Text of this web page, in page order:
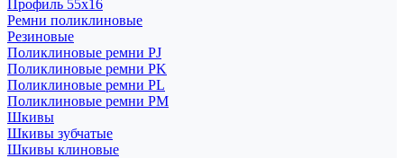
Профиль 55x16
Ремни поликлиновые
Резиновые
Поликлиновые ремни PJ
Поликлиновые ремни PK
Поликлиновые ремни PL
Поликлиновые ремни PM
Шкивы
Шкивы зубчатые
Шкивы клиновые